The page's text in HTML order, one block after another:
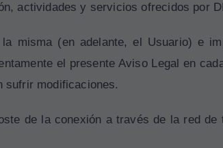
actividades y servicios ofrecidos por
misma (en adelante, el Usuario) e
el presente Aviso Legal en
sufrir modificaciones.
de la conexión a través de la red de